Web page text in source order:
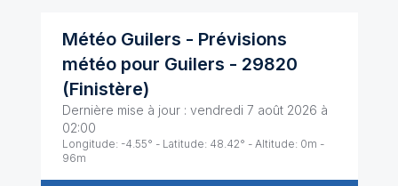
Météo Guilers - Prévisions
météo pour Guilers - 29820
(Finistère)
Dernière mise à jour : vendredi 7 août 2026 à
02:00
Longitude: -4.55° - Latitude: 48.42° - Altitude: 0m -
96m